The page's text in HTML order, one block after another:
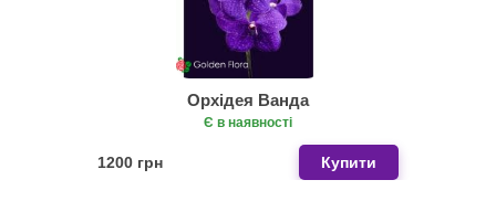
Орхідея Ванда
Є в наявності
1200 грн Купити